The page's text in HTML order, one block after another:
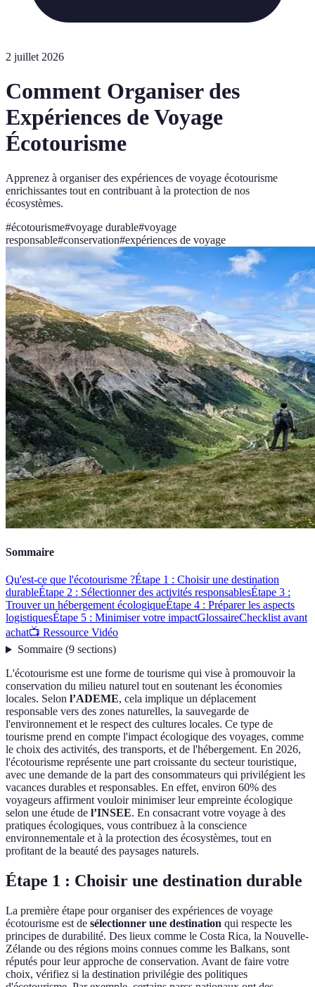
2 juillet 2026
Comment Organiser des
Expériences de Voyage
Écotourisme
Apprenez à organiser des expériences de voyage écotourisme
enrichissantes tout en contribuant à la protection de nos
écosystèmes.
#écotourisme#voyage durable#voyage
responsable#conservation#expériences de voyage
Sommaire
Qu'est-ce que l'écotourisme ?Étape 1 : Choisir une destination
durableÉtape 2 : Sélectionner des activités responsablesÉtape 3 :
Trouver un hébergement écologiqueÉtape 4 : Préparer les aspects
logistiquesÉtape 5 : Minimiser votre impactGlossaireChecklist avant
achat📺 Ressource Vidéo
Sommaire(9 sections)
L'écotourisme est une forme de tourisme qui vise à promouvoir la
conservation du milieu naturel tout en soutenant les économies
locales. Selon l’ADEME, cela implique un déplacement
responsable vers des zones naturelles, la sauvegarde de
l'environnement et le respect des cultures locales. Ce type de
tourisme prend en compte l'impact écologique des voyages, comme
le choix des activités, des transports, et de l'hébergement. En 2026,
l'écotourisme représente une part croissante du secteur touristique,
avec une demande de la part des consommateurs qui privilégient les
vacances durables et responsables. En effet, environ 60% des
voyageurs affirment vouloir minimiser leur empreinte écologique
selon une étude de l’INSEE. En consacrant votre voyage à des
pratiques écologiques, vous contribuez à la conscience
environnementale et à la protection des écosystèmes, tout en
profitant de la beauté des paysages naturels.
Étape 1 : Choisir une destination durable
La première étape pour organiser des expériences de voyage
écotourisme est de sélectionner une destination qui respecte les
principes de durabilité. Des lieux comme le Costa Rica, la Nouvelle-
Zélande ou des régions moins connues comme les Balkans, sont
réputés pour leur approche de conservation. Avant de faire votre
choix, vérifiez si la destination privilégie des politiques